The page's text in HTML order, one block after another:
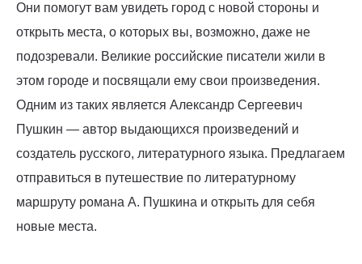
Они помогут вам увидеть город с новой стороны и
открыть места, о которых вы, возможно, даже не
подозревали. Великие российские писатели жили в
этом городе и посвящали ему свои произведения.
Одним из таких является Александр Сергеевич
Пушкин — автор выдающихся произведений и
создатель русского, литературного языка. Предлагаем
отправиться в путешествие по литературному
маршруту романа А. Пушкина и открыть для себя
новые места.